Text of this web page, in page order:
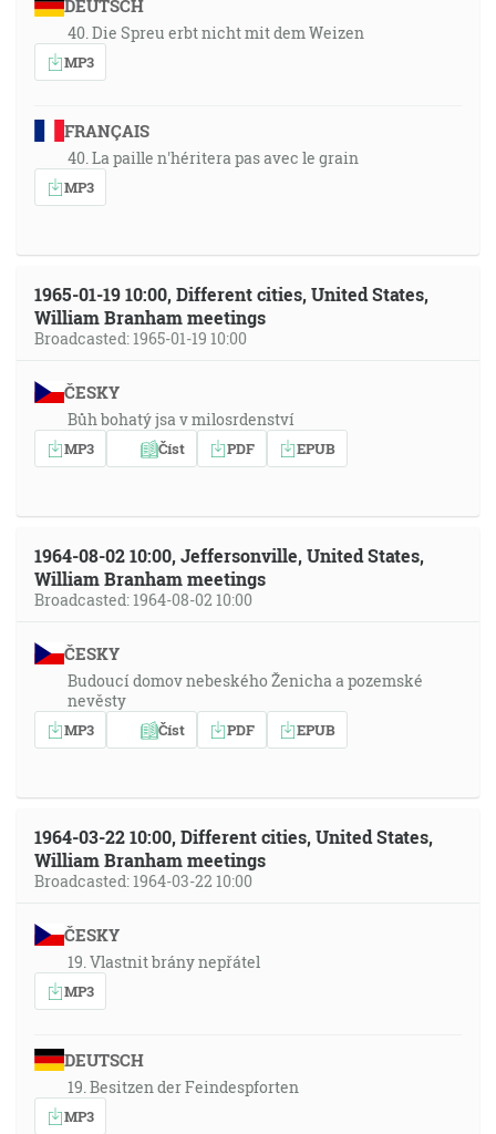
DEUTSCH
40. Die Spreu erbt nicht mit dem Weizen
MP3
FRANÇAIS
40. La paille n'héritera pas avec le grain
MP3
1965-01-19 10:00, Different cities, United States,
William Branham meetings
Broadcasted: 1965-01-19 10:00
ČESKY
Bůh bohatý jsa v milosrdenství
MP3 Číst PDF EPUB
1964-08-02 10:00, Jeffersonville, United States,
William Branham meetings
Broadcasted: 1964-08-02 10:00
ČESKY
Budoucí domov nebeského Ženicha a pozemské
nevěsty
MP3 Číst PDF EPUB
1964-03-22 10:00, Different cities, United States,
William Branham meetings
Broadcasted: 1964-03-22 10:00
ČESKY
19. Vlastnit brány nepřátel
MP3
DEUTSCH
19. Besitzen der Feindespforten
MP3